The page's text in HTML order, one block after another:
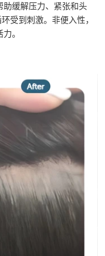
助缓解压力、紧张和头
受到刺激。非便入性，
。